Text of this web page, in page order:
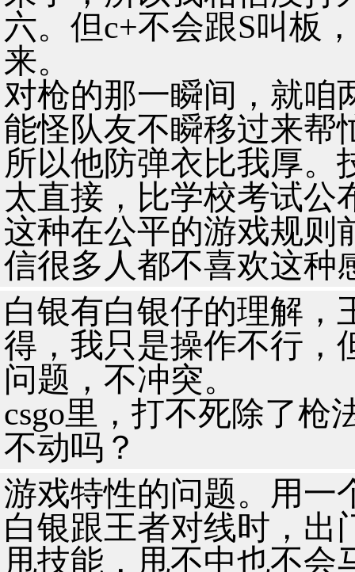
六。但c+不会跟S叫板
来。
对枪的那一瞬间，就咱
能怪队友不瞬移过来帮
所以他防弹衣比我厚。
太直接，比学校考试公
这种在公平的游戏规则
信很多人都不喜欢这种
白银有白银仔的理解，
得，我只是操作不行，
问题，不冲突。
csgo里，打不死除了枪
不动吗？
游戏特性的问题。用一
白银跟王者对线时，出
甩技能，甩不中也不会